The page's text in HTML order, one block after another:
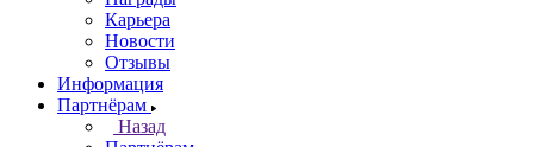
Карьера
Новости
Отзывы
Информация
Партнёрам
Назад